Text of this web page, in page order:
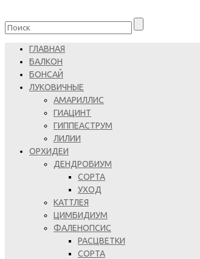
ГЛАВНАЯ
БАЛКОН
БОНСАЙ
ЛУКОВИЧНЫЕ
АМАРИЛЛИС
ГИАЦИНТ
ГИППЕАСТРУМ
ЛИЛИИ
ОРХИДЕИ
ДЕНДРОБИУМ
СОРТА
УХОД
КАТТЛЕЯ
ЦИМБИДИУМ
ФАЛЕНОПСИС
РАСЦВЕТКИ
СОРТА